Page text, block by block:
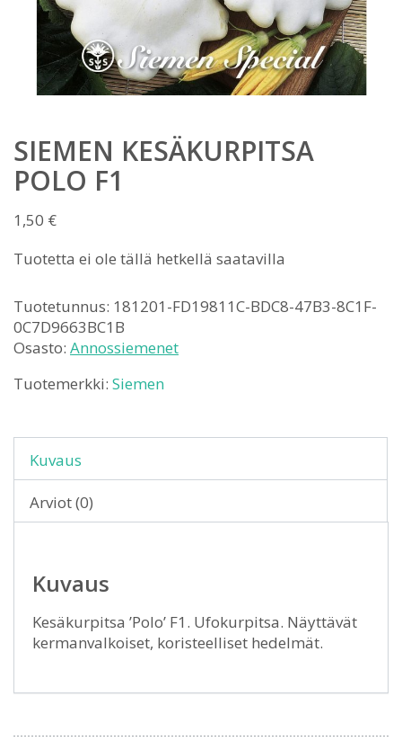
SIEMEN KESÄKURPITSA
POLO F1
1,50 €
Tuotetta ei ole tällä hetkellä saatavilla
Tuotetunnus: 181201-FD19811C-BDC8-47B3-8C1F-
0C7D9663BC1B
Osasto: Annossiemenet
Tuotemerkki: Siemen
Kuvaus
Arviot (0)
Kuvaus
Kesäkurpitsa ’Polo’ F1. Ufokurpitsa. Näyttävät
kermanvalkoiset, koristeelliset hedelmät.